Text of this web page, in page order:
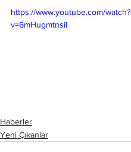
https://www.youtube.com/watch?
v=6mHugmtnsiI
Haberler
Yeni Çıkanlar